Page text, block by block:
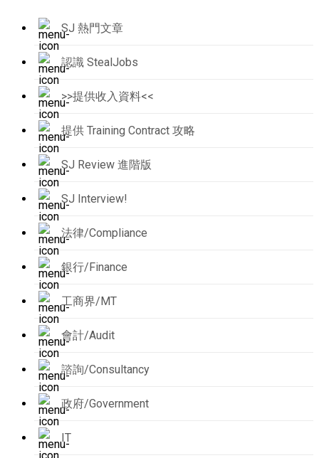
SJ 熱門文章
認識 StealJobs
>>提供收入資料<<
提供 Training Contract 攻略
SJ Review 進階版
SJ Interview!
法律/Compliance
銀行/Finance
工商界/MT
會計/Audit
諮詢/Consultancy
政府/Government
IT